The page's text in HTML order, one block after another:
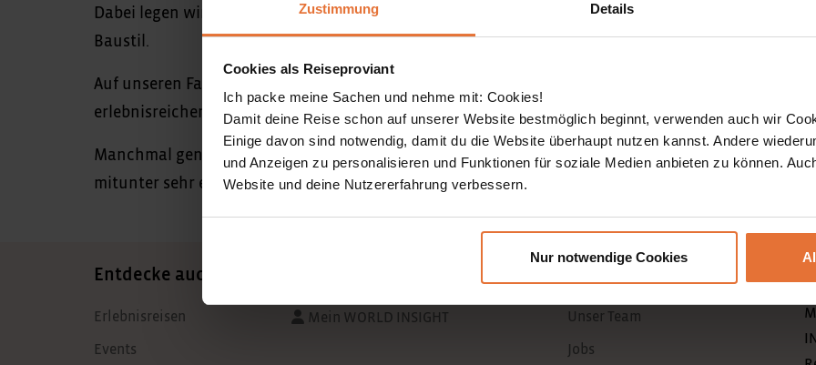
Zustimmung Details
Cookies als Reiseproviant
Ich packe meine Sachen und nehme mit: Cookies!
Damit deine Reise schon auf unserer Website bestmöglich beginnt, verwenden auch wir
Einige davon sind notwendig, damit du die Website überhaupt nutzen kannst. Andere
und Anzeigen zu personalisieren und Funktionen für soziale Medien anbieten zu können.
Website und deine Nutzererfahrung verbessern.
Nur notwendige Cookies
Dabei legen wir Wert auf besonderen Charme: etwa durch eine außergewöhnliche Lage, einen
Baustil.
Auf unseren Family-Reisen sind wir in familienfreundlichen Hotels untergebracht, häufig mit Pool,
erlebnisreichen Tag natürlich lieben.
Manchmal genießen wir das besondere Privileg, als Gäste bei einheimischen Familien zu
mitunter sehr einfach zugehen, aber das nehmen wir für dieses besondere Erlebnis gerne in Kauf!
Entdecke auch
Erlebnisreisen
Events
Mein WORLD INSIGHT Unser Team
Jobs